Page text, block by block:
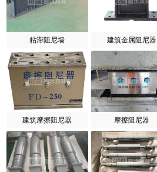
粘滞阻尼墙 建筑金属阻尼器
建筑摩擦阻尼器 摩擦阻尼器